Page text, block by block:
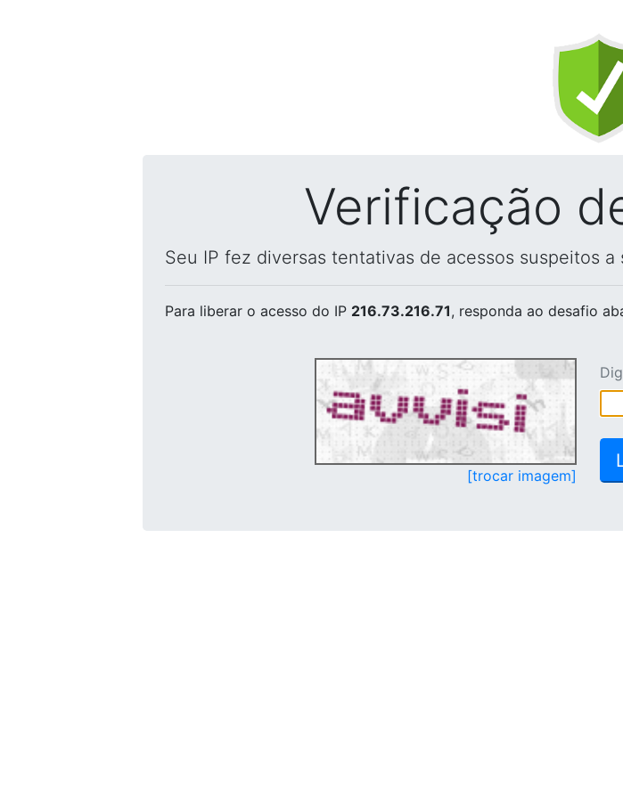
Verificação
Seu IP fez diversas tentativas de acessos suspeitos
Para liberar o acesso do IP 216.73.216.71, responda ao desafio
[trocar imagem]